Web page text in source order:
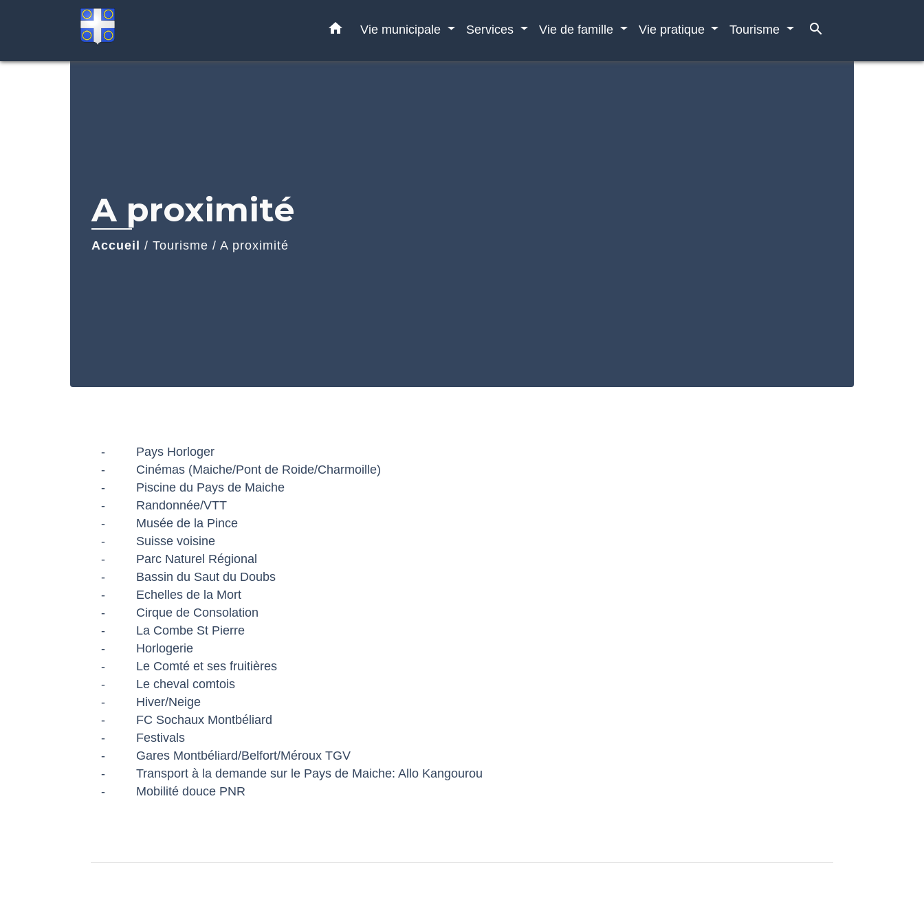
home Vie municipale Services Vie de famille Vie pratique Tourisme search
A proximité
Accueil / Tourisme / A proximité
- Pays Horloger
- Cinémas (Maiche/Pont de Roide/Charmoille)
- Piscine du Pays de Maiche
- Randonnée/VTT
- Musée de la Pince
- Suisse voisine
- Parc Naturel Régional
- Bassin du Saut du Doubs
- Echelles de la Mort
- Cirque de Consolation
- La Combe St Pierre
- Horlogerie
- Le Comté et ses fruitières
- Le cheval comtois
- Hiver/Neige
- FC Sochaux Montbéliard
- Festivals
- Gares Montbéliard/Belfort/Méroux TGV
- Transport à la demande sur le Pays de Maiche: Allo Kangourou
- Mobilité douce PNR